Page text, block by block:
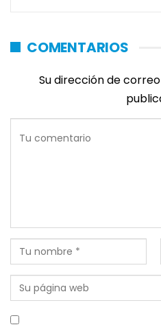
COMENTARIOS
Su dirección de